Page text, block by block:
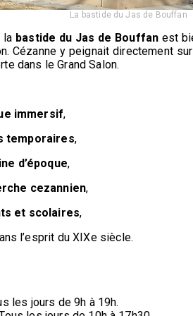
La bastide du Jas de Bouffan
la bastide du Jas de Bouffan est
Cézanne y peignait directement
dans le Grand Salon.
immersif,
temporaires,
d’époque,
cezannien,
et scolaires,
l’esprit du XIXe siècle.
les jours de 9h à 19h.